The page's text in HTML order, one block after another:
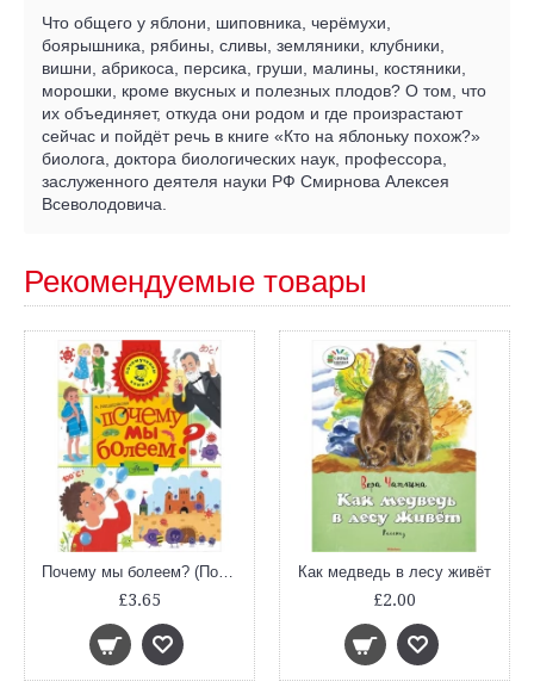
Что общего у яблони, шиповника, черёмухи,
боярышника, рябины, сливы, земляники, клубники,
вишни, абрикоса, персика, груши, малины, костяники,
морошки, кроме вкусных и полезных плодов? О том, что
их объединяет, откуда они родом и где произрастают
сейчас и пойдёт речь в книге «Кто на яблоньку похож?»
биолога, доктора биологических наук, профессора,
заслуженного деятеля науки РФ Смирнова Алексея
Всеволодовича.
Рекомендуемые товары
£3.65
Как медведь в лесу живёт
£2.00